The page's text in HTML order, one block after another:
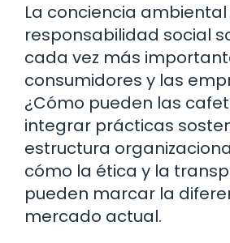
La conciencia ambiental
responsabilidad social
cada vez más
consumidores y las
¿Cómo pueden las
integrar prácticas
estructura
cómo la ética y la
pueden marcar la
mercado actual.